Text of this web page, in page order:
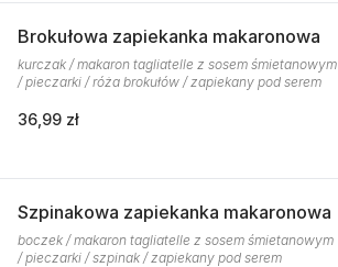
Brokułowa zapiekanka makaronowa
kurczak / makaron tagliatelle z sosem śmietanowym
/ pieczarki / róża brokułów / zapiekany pod serem
36,99 zł
Szpinakowa zapiekanka makaronowa
boczek / makaron tagliatelle z sosem śmietanowym
/ pieczarki / szpinak / zapiekany pod serem